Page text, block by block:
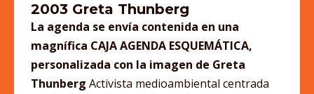
2003 Greta Thunberg
La agenda se envía contenida en una
magnífica CAJA AGENDA ESQUEMÁTICA,
personalizada con la imagen de Greta
Thunberg Activista medioambiental centrada